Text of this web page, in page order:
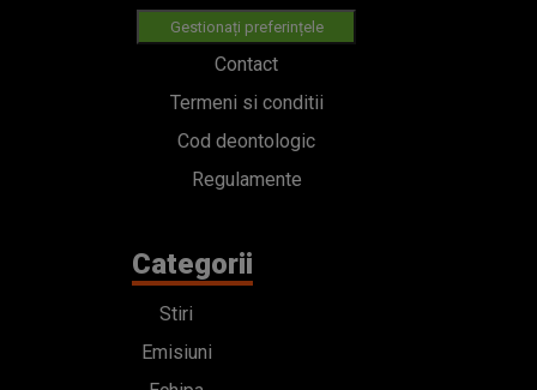
Gestionați preferințele
Contact
Termeni si conditii
Cod deontologic
Regulamente
Categorii
Stiri
Emisiuni